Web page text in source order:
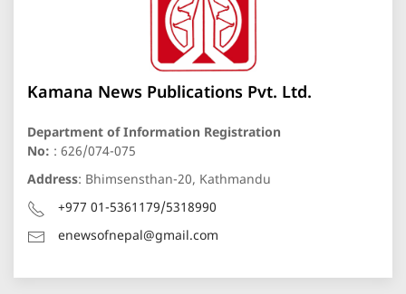
Kamana News Publications Pvt. Ltd.
Department of Information Registration
No: : 626/074-075
Address: Bhimsensthan-20, Kathmandu
+977 01-5361179/5318990
enewsofnepal@gmail.com